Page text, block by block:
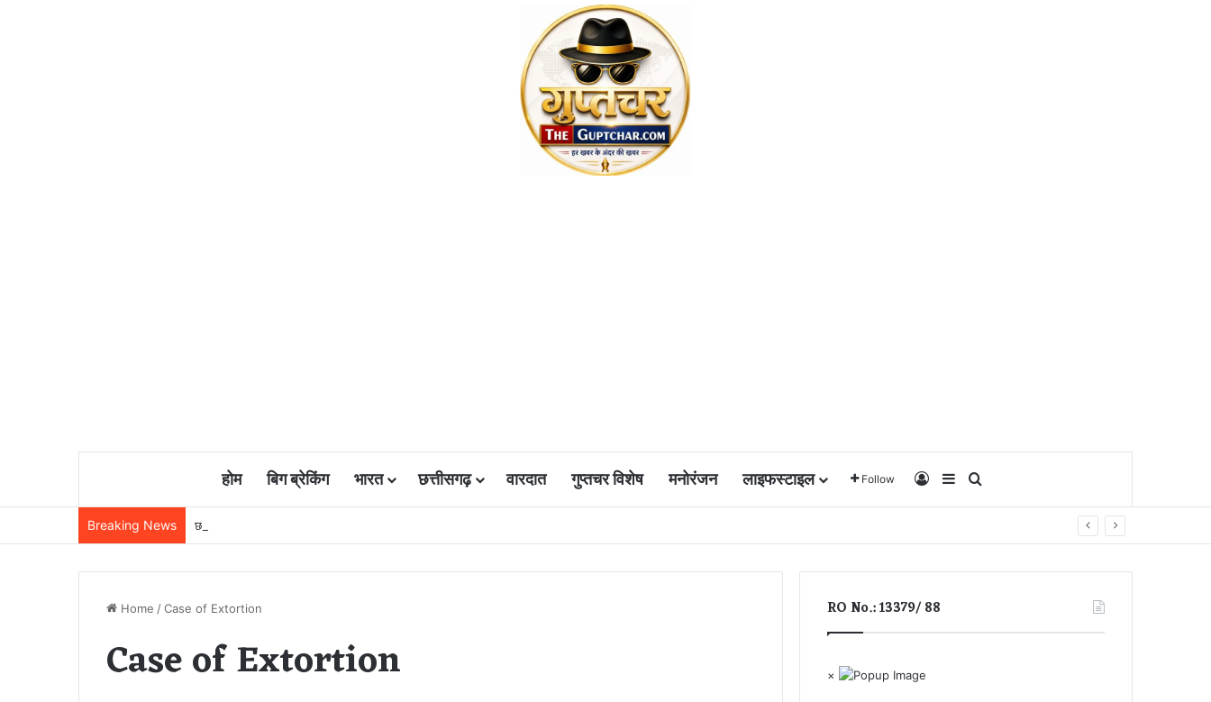
होम बिग ब्रेकिंग भारत छत्तीसगढ़ वारदात गुप्तचर विशेष मनोरंजन लाइफस्टाइल Follow Log InSidebar
Breaking News छत्तीसगढ़ में रेलवे विस्तार की रफ्तार तेज, बजट आवंटन 24 गुना बढ़ा; 36 परियोजनाओं पर चल रहा काम
Home /Case of Extortion
Case of Extortion
RO No.: 13379/ 88
×